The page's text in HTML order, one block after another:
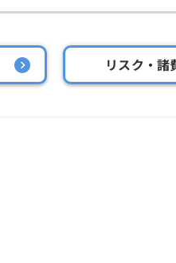
リスク・諸